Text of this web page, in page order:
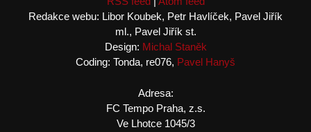
Redakce webu: Libor Koubek, Petr Havlíček, Pavel Jiřík
ml., Pavel Jiřík st.
Design: Michal Staněk
Coding: Tonda, re076, Pavel Hanyš
Adresa:
FC Tempo Praha, z.s.
Ve Lhotce 1045/3